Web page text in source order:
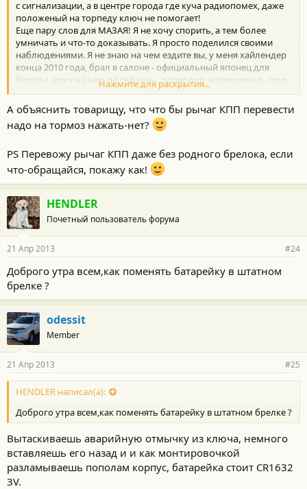
с сигнализации, а в центре города где куча радиопомех, даже
положеный на торпеду ключ не помогает!
Еще пару слов для МАЗАЯ! Я не хочу спорить, а тем более
умничать и что-то доказывать. Я просто поделился своими
наблюдениями. Я не знаю на чем ездите вы, у меня хайлендер
конца 2010 года, брал в салоне - официальный японец для
Европы, езжу на нем по сей день, проводил эксперимент - при
заведенном движке выходил из салона, и отходил на пару
метров от машины, товарищ садился за руль, пытался уехать,
он не смог передвинуть рычаг КПП. Вот и делайте выводы -
охранка это или просто для "запуска движка".
поставил газ, в общем доволен, хотя и есть нюансы, кому
интересно, могу поделиться впечатлениями. Спасибо за
внимание! Удачи!
Нажмите для раскрытия...
А объяснить товарищу, что что бы рычаг КПП перевести
надо на тормоз нажать-нет?
PS Перевожу рычаг КПП даже без родного брелока, если
что-обращайся, покажу как!
HENDLER
Почетный пользователь форума
21 Апр 2013 #24
Доброго утра всем,как поменять батарейку в штатном
брелке ?
odessit
Member
21 Апр 2013 #25
HENDLER написал(а):
Доброго утра всем,как поменять батарейку в штатном брелке ?
Вытаскиваешь аварийную отмычку из ключа, немного
вставляешь его назад и и как монтировочкой
разламываешь пополам корпус, батарейка стоит CR1632
3V.